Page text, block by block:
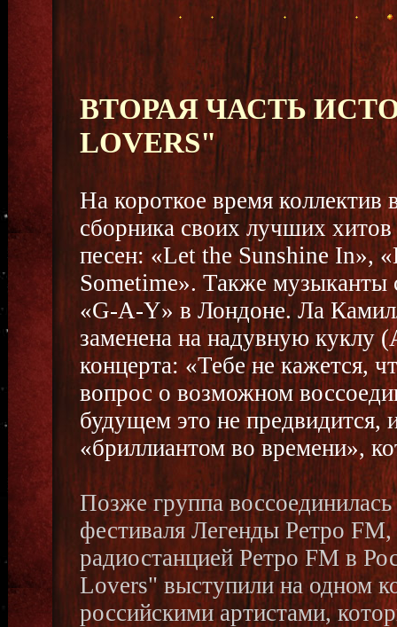
ВТОРАЯ ЧАСТЬ
LOVERS"
На короткое время коллектив
сборника своих лучших хитов
песен: «Let the Sunshine In»,
Sometime». Также музыканты
«G-A-Y» в Лондоне. Ла
заменена на надувную куклу
концерта: «Тебе не кажется,
вопрос о возможном
будущем это не предвидится,
«бриллиантом во времени»,
Позже группа
фестиваля Легенды Ретро
радиостанцией Ретро FM в
Lovers" выступили на одном
российскими артистами,